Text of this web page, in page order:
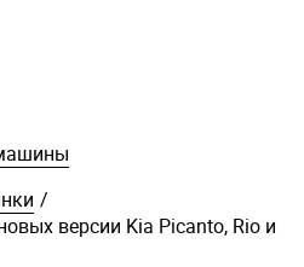
/
версии Kia Picanto, Rio и